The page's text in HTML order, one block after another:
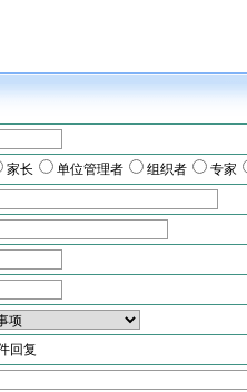
家长 单位管理者 组织者
专家
回复